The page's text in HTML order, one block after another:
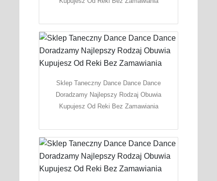
Sklep Taneczny Dance Dance Dance
Doradzamy Najlepszy Rodzaj Obuwia
Kupujesz Od Reki Bez Zamawiania